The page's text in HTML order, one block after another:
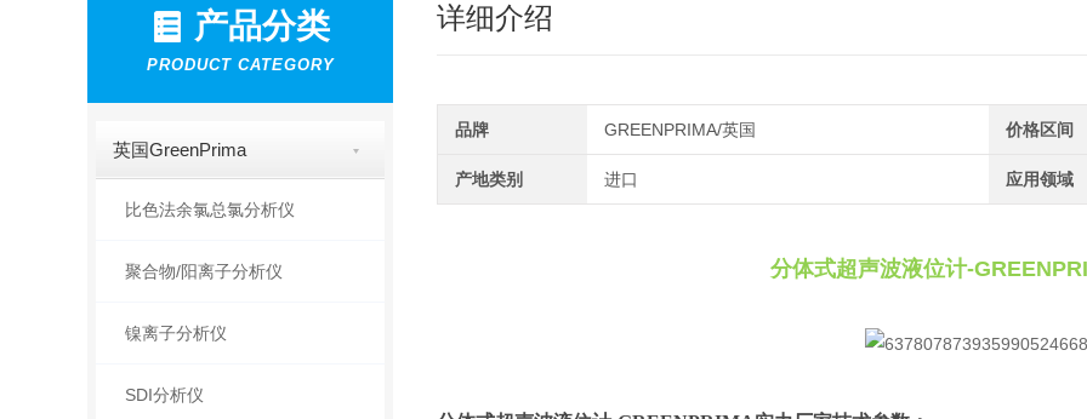
产品分类
PRODUCT CATEGORY
英国GreenPrima
比色法余氯总氯分析仪
聚合物/阳离子分析仪
镍离子分析仪
SDI分析仪
详细介绍
品牌 GREENPRIMA/英国 价格区间
产地类别 进口 应用领域
分体式超声波液位计-